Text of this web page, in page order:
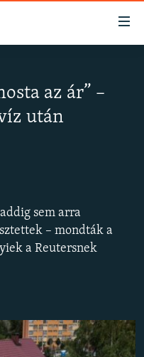
az ár” –
után
sem arra
– mondták a
a Reutersnek